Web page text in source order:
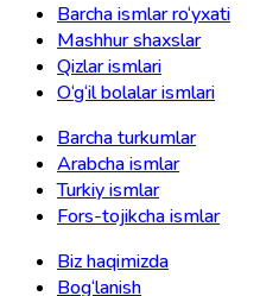
Barcha ismlar ro‘yxati
Mashhur shaxslar
Qizlar ismlari
O‘g‘il bolalar ismlari
Barcha turkumlar
Arabcha ismlar
Turkiy ismlar
Fors-tojikcha ismlar
Biz haqimizda
Bog‘lanish